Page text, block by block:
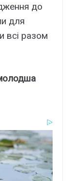
до
для
всі разом